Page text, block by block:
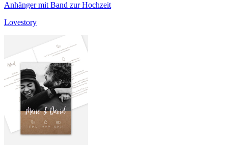
Anhänger mit Band zur Hochzeit
Lovestory